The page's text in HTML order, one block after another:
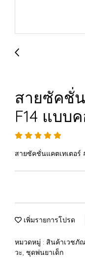
สายซัคชั่
F14 แบบ
สายซัคชั่นแคตเทเตอร์
เพิ่มรายการโปรด
หมวดหมู่ : สินค้าเวชภั
วะ, ชุดพ่นยาเด็ก